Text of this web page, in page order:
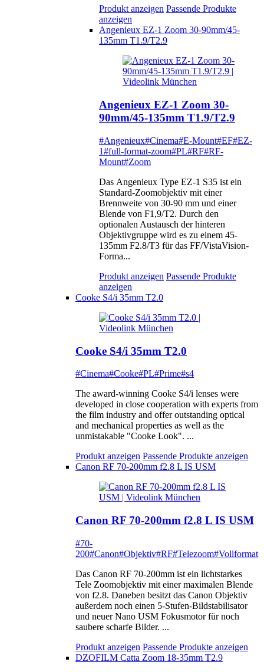
Produkt anzeigen Passende Produkte
anzeigen
Angenieux EZ-1 Zoom 30-90mm/45-
135mm T1.9/T2.9
Angenieux EZ-1 Zoom 30-
90mm/45-135mm T1.9/T2.9
#Angenieux#Cinema#E-Mount#EF#EZ-
1#full-format-zoom#PL#RF#RF-
Mount#Zoom
Das Angenieux Type EZ-1 S35 ist ein
Standard-Zoomobjektiv mit einer
Brennweite von 30-90 mm und einer
Blende von F1,9/T2. Durch den
optionalen Austausch der hinteren
Objektivgruppe wird es zu einem 45-
135mm F2.8/T3 für das FF/VistaVision-
Forma...
Produkt anzeigen Passende Produkte
anzeigen
Cooke S4/i 35mm T2.0
Cooke S4/i 35mm T2.0
#Cinema#Cooke#PL#Prime#s4
The award-winning Cooke S4/i lenses were
developed in close cooperation with experts from
the film industry and offer outstanding optical
and mechanical properties as well as the
unmistakable "Cooke Look". ...
Produkt anzeigen Passende Produkte anzeigen
Canon RF 70-200mm f2.8 L IS USM
Canon RF 70-200mm f2.8 L IS USM
#70-
200#Canon#Objektiv#RF#Telezoom#Vollformat
Das Canon RF 70-200mm ist ein lichtstarkes
Tele Zoomobjektiv mit einer maximalen Blende
von f2.8. Daneben besitzt das Canon Objektiv
außerdem noch einen 5-Stufen-Bildstabilisator
und neuer Nano USM Fokusmotor für noch
saubere scharfe Bilder. ...
Produkt anzeigen Passende Produkte anzeigen
DZOFILM Catta Zoom 18-35mm T2.9